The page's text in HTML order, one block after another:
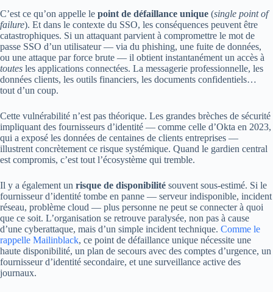
C’est ce qu’on appelle le point de défaillance unique (single point of
failure). Et dans le contexte du SSO, les conséquences peuvent être
catastrophiques. Si un attaquant parvient à compromettre le mot de
passe SSO d’un utilisateur — via du phishing, une fuite de données,
ou une attaque par force brute — il obtient instantanément un accès à
toutes les applications connectées. La messagerie professionnelle, les
données clients, les outils financiers, les documents confidentiels…
tout d’un coup.
Cette vulnérabilité n’est pas théorique. Les grandes brèches de sécurité
impliquant des fournisseurs d’identité — comme celle d’Okta en 2023,
qui a exposé les données de centaines de clients entreprises —
illustrent concrètement ce risque systémique. Quand le gardien central
est compromis, c’est tout l’écosystème qui tremble.
Il y a également un risque de disponibilité souvent sous-estimé. Si le
fournisseur d’identité tombe en panne — serveur indisponible, incident
réseau, problème cloud — plus personne ne peut se connecter à quoi
que ce soit. L’organisation se retrouve paralysée, non pas à cause
d’une cyberattaque, mais d’un simple incident technique. Comme le
rappelle Mailinblack, ce point de défaillance unique nécessite une
haute disponibilité, un plan de secours avec des comptes d’urgence, un
fournisseur d’identité secondaire, et une surveillance active des
journaux.